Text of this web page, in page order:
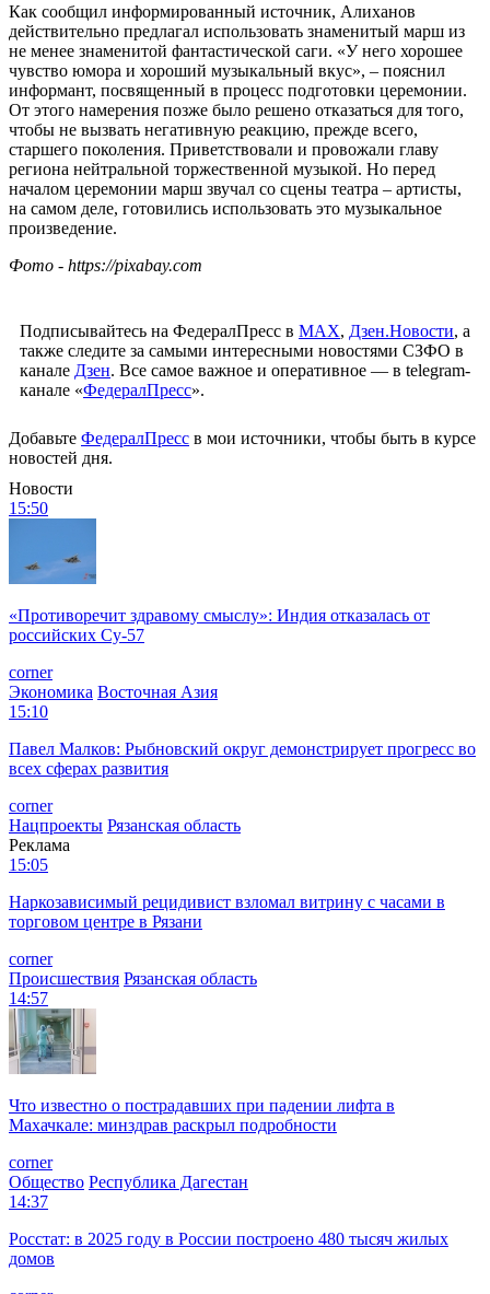
Как сообщил информированный источник, Алиханов
действительно предлагал использовать знаменитый марш из
не менее знаменитой фантастической саги. «У него хорошее
чувство юмора и хороший музыкальный вкус», – пояснил
информант, посвященный в процесс подготовки церемонии.
От этого намерения позже было решено отказаться для того,
чтобы не вызвать негативную реакцию, прежде всего,
старшего поколения. Приветствовали и провожали главу
региона нейтральной торжественной музыкой. Но перед
началом церемонии марш звучал со сцены театра – артисты,
на самом деле, готовились использовать это музыкальное
произведение.
Фото - https://pixabay.com
Подписывайтесь на ФедералПресс в МАХ, Дзен.Новости, а
также следите за самыми интересными новостями СЗФО в
канале Дзен. Все самое важное и оперативное — в telegram-
канале «ФедералПресс».
Добавьте ФедералПресс в мои источники, чтобы быть в курсе
новостей дня.
Новости
15:50
«Противоречит здравому смыслу»: Индия отказалась от
российских Су-57
corner
Экономика Восточная Азия
15:10
Павел Малков: Рыбновский округ демонстрирует прогресс во
всех сферах развития
corner
Нацпроекты Рязанская область
Реклама
15:05
Наркозависимый рецидивист взломал витрину с часами в
торговом центре в Рязани
corner
Происшествия Рязанская область
14:57
Что известно о пострадавших при падении лифта в
Махачкале: минздрав раскрыл подробности
corner
Общество Республика Дагестан
14:37
Росстат: в 2025 году в России построено 480 тысяч жилых
домов